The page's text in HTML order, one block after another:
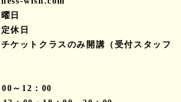
日
日
クラスのみ開講（受付スタッフ
～12：00